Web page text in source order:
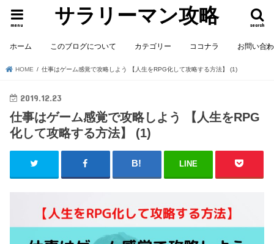
サラリーマン攻略 search
menu
ホーム このブログについて カテゴリー ココナラ お問い合
HOME 仕事はゲーム感覚で攻略しよう 【人生をRPG化して攻略する方法】 (1)
2019.12.23
仕事はゲーム感覚で攻略しよう 【人生をRPG
化して攻略する方法】 (1)
LINE